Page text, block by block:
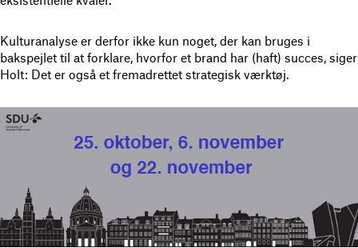
Kulturanalyse er derfor ikke kun noget, der kan bruges i
bakspejlet til at forklare, hvorfor et brand har (haft) succes, siger
Holt: Det er også et fremadrettet strategisk værktøj.